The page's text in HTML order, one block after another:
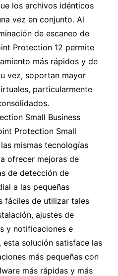
los archivos idénticos
vez en conjunto. Al
de escaneo de
Protection 12 permite
más rápidos y de
vez, soportan mayor
particularmente
Small Business
Protection Small
mismas tecnologías
ofrecer mejoras de
de detección de
a las pequeñas
fáciles de utilizar tales
ajustes de
y notificaciones e
solución satisface las
más pequeñas con
más rápidas y más